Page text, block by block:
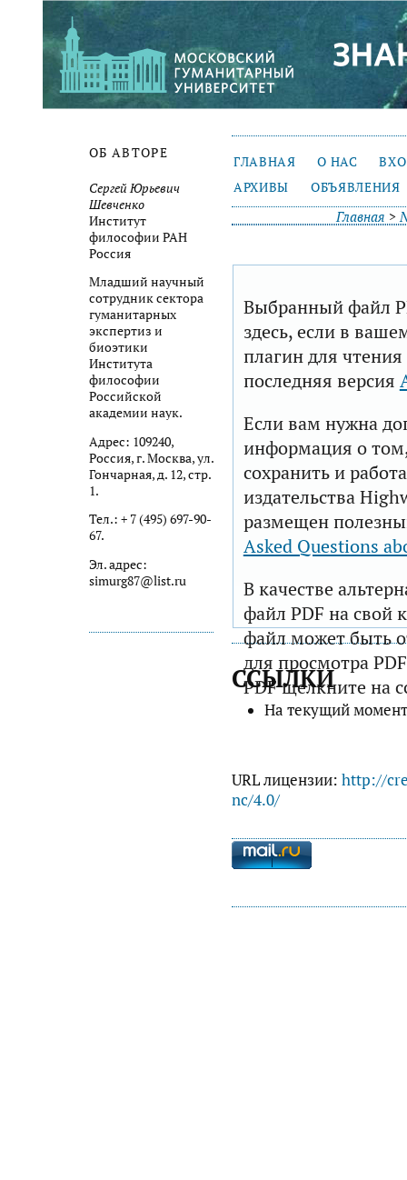
ОБ АВТОРЕ
Сергей Юрьевич
Шевченко
Институт
философии РАН
Россия
Младший научный
сотрудник сектора
гуманитарных
экспертиз и
биоэтики
Института
философии
Российской
академии наук.
Адрес: 109240,
Россия, г. Москва, ул.
Гончарная, д. 12, стр.
1.
Тел.: + 7 (495) 697-90-
67.
Эл. адрес:
simurg87@list.ru
ГЛАВНАЯ О НАС
АРХИВЫ
ОБЪЯВЛЕНИЯ
Главная >
Выбранный файл
здесь, если в
плагин для
последняя версия
Если вам нужна
информация о том,
сохранить и
издательства
размещен
Asked Questions
В качестве
файл PDF на свой
файл может быть
для просмотра
PDF щелкните на
ССЫЛКИ
На текущий
URL лицензии: http://
nc/4.0/